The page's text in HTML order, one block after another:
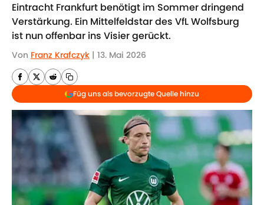
Eintracht Frankfurt benötigt im Sommer dringend
Verstärkung. Ein Mittelfeldstar des VfL Wolfsburg
ist nun offenbar ins Visier gerückt.
Von Franz Krafczyk | 13. Mai 2026
Füg uns als bevorzugte Quelle hinzu